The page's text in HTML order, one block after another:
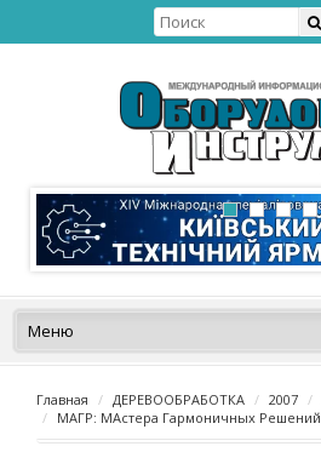
Главная ДЕРЕВООБРАБОТКА 2007
МАГР: МАстера Гармоничных Решений